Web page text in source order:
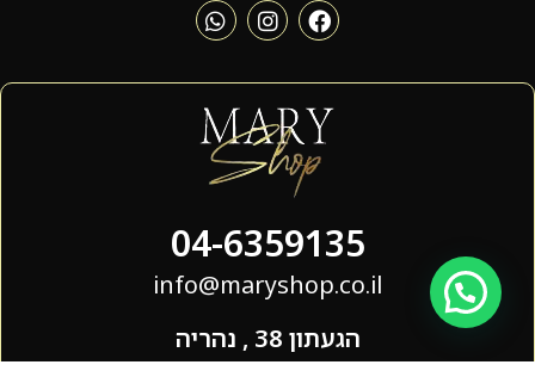
04-6359135
info@maryshop.co.il
הגעתון 38 , נהריה